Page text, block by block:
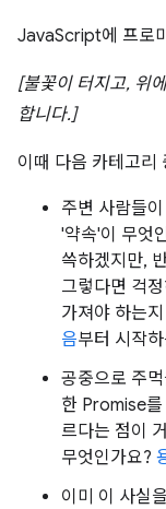
JavaScript에 프로
[불꽃이 터지고, 위
합니다.]
이때 다음 카테고리
주변 사람들
'약속'이 무엇
쓱하겠지만,
그렇다면 걱
가져야 하는
음부터 시작
공중으로 주
한 Promise
르다는 점이
무엇인가요?
이미 이 사실